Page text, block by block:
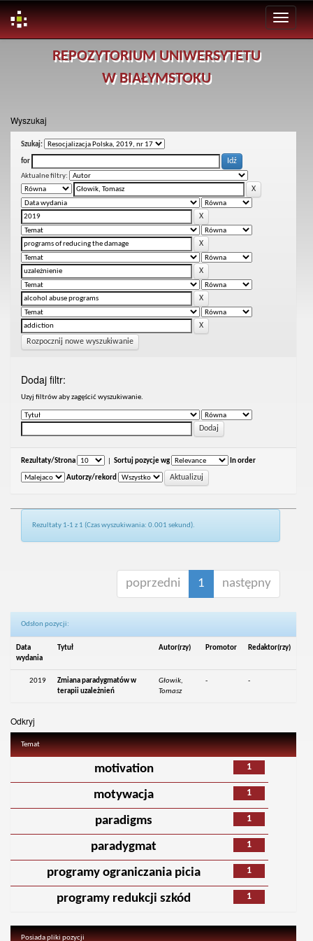
REPOZYTORIUM UNIWERSYTETU
W BIAŁYMSTOKU
Wyszukaj
Szukaj:
for
Aktualne filtry:
Rozpocznij nowe wyszukiwanie
Dodaj filtr:
Uzyj filtrów aby zagęścić wyszukiwanie.
Rezultaty/Strona Sortuj pozycje wg In order
Autorzy/rekord
Rezultaty 1-1 z 1 (Czas wyszukiwania: 0.001 sekund).
poprzedni 1 następny
Odsłon pozycji:
Data
wydania
Tytuł Autor(rzy) Promotor Redaktor(rzy)
2019
Zmiana paradygmatów w
terapii uzależnień
Głowik,
Tomasz
- -
Odkryj
Temat
1
motivation
1
motywacja
1
paradigms
1
paradygmat
1
programy ograniczania picia
1
programy redukcji szkód
Posiada pliki pozycji